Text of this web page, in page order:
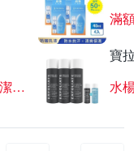
滿
雙酸角質潔膚露
寶
水